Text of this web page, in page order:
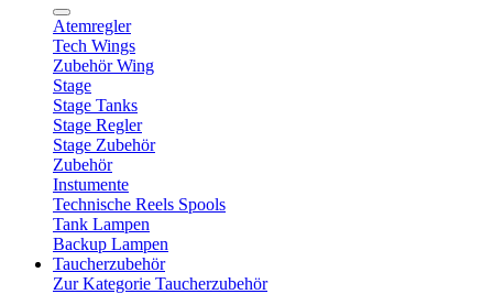
Atemregler
Tech Wings
Zubehör Wing
Stage
Stage Tanks
Stage Regler
Stage Zubehör
Zubehör
Instumente
Technische Reels Spools
Tank Lampen
Backup Lampen
Taucherzubehör
Zur Kategorie Taucherzubehör